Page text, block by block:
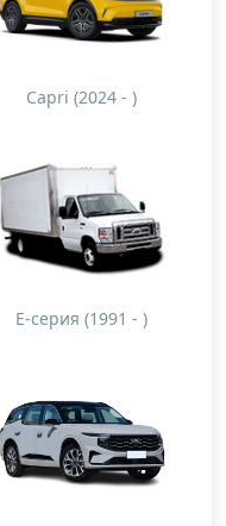
Capri (2024 - )
E-серия (1991 - )